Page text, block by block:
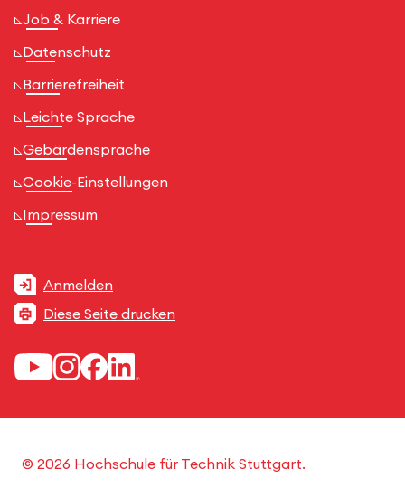
Job & Karriere
Datenschutz
Barrierefreiheit
Leichte Sprache
Gebärdensprache
Cookie-Einstellungen
Impressum
Anmelden
Diese Seite drucken
© 2026 Hochschule für Technik Stuttgart.